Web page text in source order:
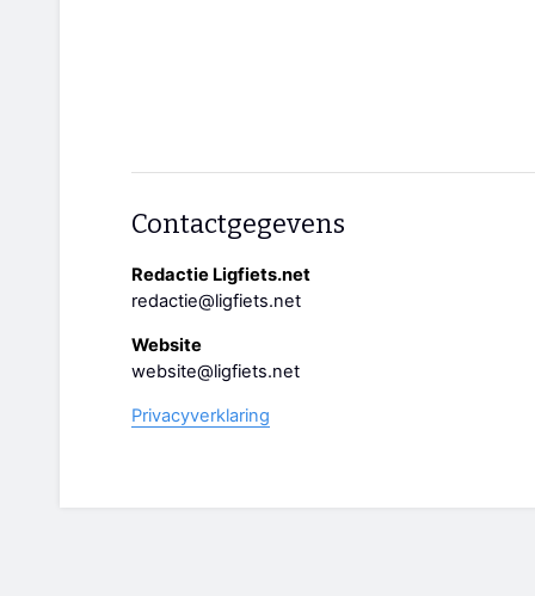
Contactgegevens
Redactie Ligfiets.net
redactie@ligfiets.net
Website
website@ligfiets.net
Privacyverklaring